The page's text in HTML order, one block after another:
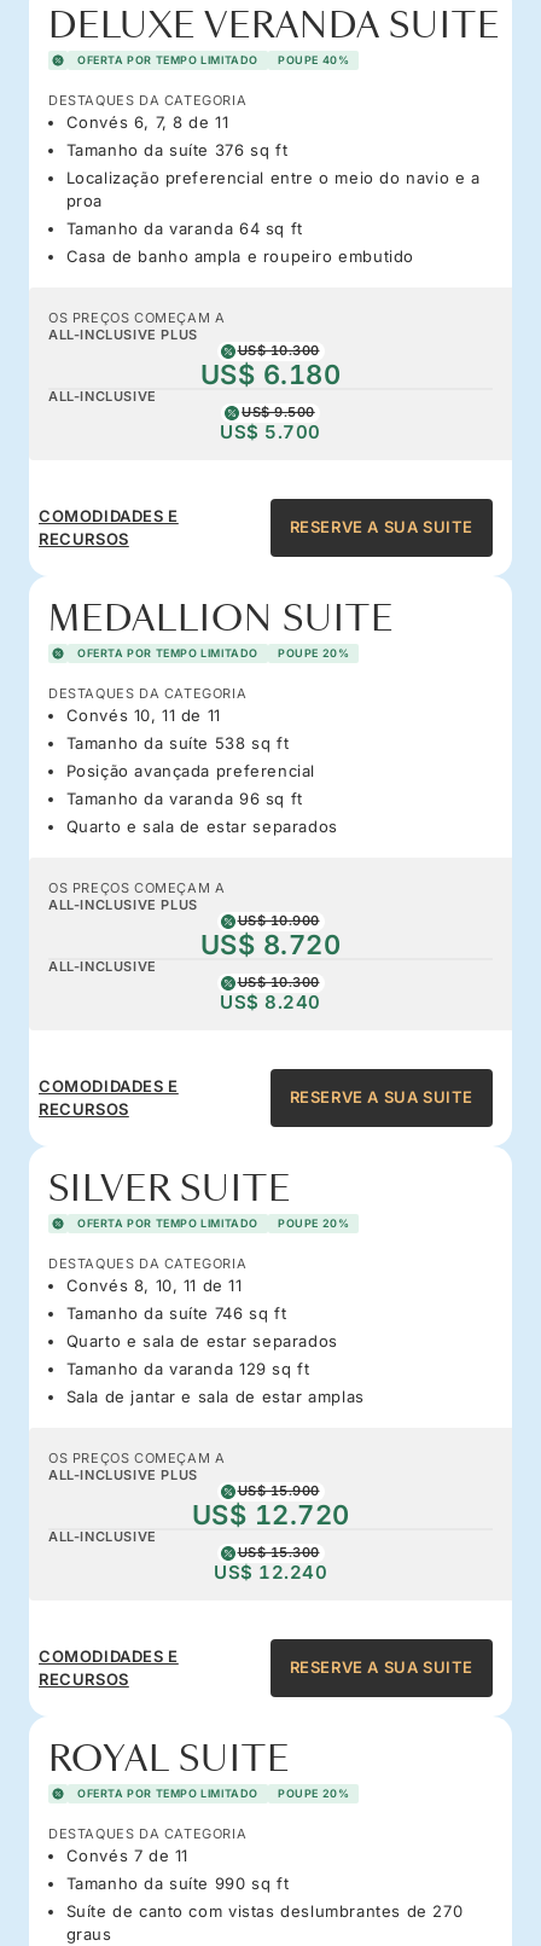
DELUXE VERANDA SUITE
OFERTA POR TEMPO LIMITADO POUPE 40%
DESTAQUES DA CATEGORIA
Convés 6, 7, 8 de 11
Tamanho da suíte 376 sq ft
Localização preferencial entre o meio do navio e a
proa
Tamanho da varanda 64 sq ft
Casa de banho ampla e roupeiro embutido
OS PREÇOS COMEÇAM A
ALL-INCLUSIVE PLUS
US$ 10.300
US$ 6.180
ALL-INCLUSIVE
US$ 9.500
US$ 5.700
COMODIDADES E
RECURSOS
RESERVE A SUA SUITE
MEDALLION SUITE
OFERTA POR TEMPO LIMITADO POUPE 20%
DESTAQUES DA CATEGORIA
Convés 10, 11 de 11
Tamanho da suíte 538 sq ft
Posição avançada preferencial
Tamanho da varanda 96 sq ft
Quarto e sala de estar separados
OS PREÇOS COMEÇAM A
ALL-INCLUSIVE PLUS
US$ 10.900
US$ 8.720
ALL-INCLUSIVE
US$ 10.300
US$ 8.240
COMODIDADES E
RECURSOS
RESERVE A SUA SUITE
SILVER SUITE
OFERTA POR TEMPO LIMITADO POUPE 20%
DESTAQUES DA CATEGORIA
Convés 8, 10, 11 de 11
Tamanho da suíte 746 sq ft
Quarto e sala de estar separados
Tamanho da varanda 129 sq ft
Sala de jantar e sala de estar amplas
OS PREÇOS COMEÇAM A
ALL-INCLUSIVE PLUS
US$ 15.900
US$ 12.720
ALL-INCLUSIVE
US$ 15.300
US$ 12.240
COMODIDADES E
RECURSOS
RESERVE A SUA SUITE
ROYAL SUITE
OFERTA POR TEMPO LIMITADO POUPE 20%
DESTAQUES DA CATEGORIA
Convés 7 de 11
Tamanho da suíte 990 sq ft
Suíte de canto com vistas deslumbrantes de 270
graus